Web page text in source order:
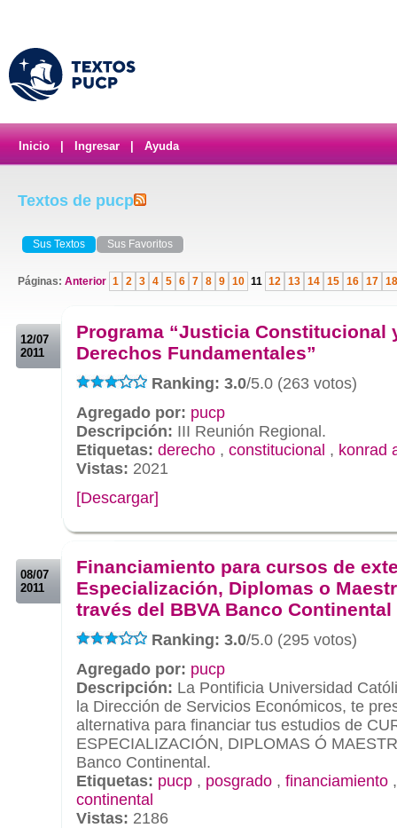
Inicio Ingresar Ayuda
Textos de pucp
Sus Textos Sus Favoritos
Páginas: Anterior 1 2 3 4 5 6 7 8 9 10 11 12 13 14 15 16 17 18
12/07
2011
Programa “Justicia Constitucional
Derechos Fundamentales”
Ranking: 3.0/5.0 (263 votos)
Agregado por: pucp
Descripción: III Reunión Regional.
Etiquetas: derecho , constitucional , konrad
Vistas: 2021
[Descargar]
08/07
2011
Financiamiento para cursos de
Especialización, Diplomas o
través del BBVA Banco Continental
Ranking: 3.0/5.0 (295 votos)
Agregado por: pucp
Descripción: La Pontificia Universidad
la Dirección de Servicios Económicos, te
alternativa para financiar tus estudios de
ESPECIALIZACIÓN, DIPLOMAS Ó
Banco Continental.
Etiquetas: pucp , posgrado , financiamiento
continental
Vistas: 2186